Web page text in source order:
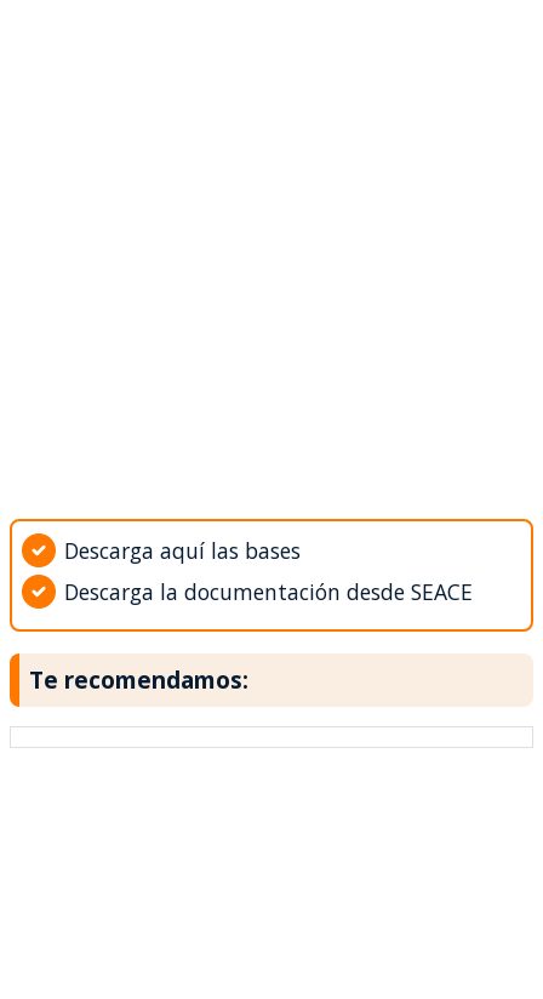
Descarga aquí las bases
Descarga la documentación desde SEACE
Te recomendamos: